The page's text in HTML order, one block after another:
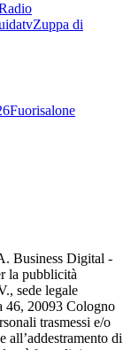
Zuppa di
Fuorisalone
Business Digital -
la pubblicità
sede legale
46, 20093 Cologno
trasmessi e/o
di